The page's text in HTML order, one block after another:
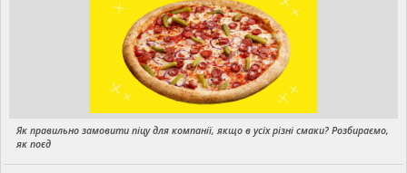
Як правильно замовити піцу для компанії, якщо в усіх різні смаки? Розбираємо,
як поєд